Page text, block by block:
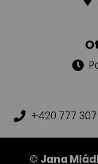
+420 777 307
© Jana